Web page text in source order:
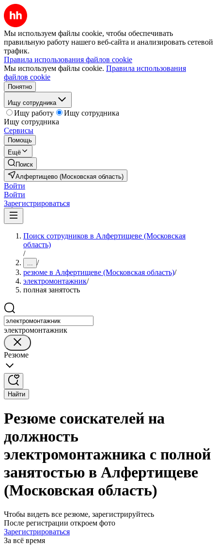
Мы используем файлы cookie, чтобы обеспечивать
правильную работу нашего веб-сайта и анализировать сетевой
трафик.
Правила использования файлов cookie
Мы используем файлы cookie. Правила использования
файлов cookie
Понятно
Ищу сотрудника
Ищу работу
Ищу сотрудника
Ищу сотрудника
Сервисы
Помощь
Ещё
Поиск
Алфертищево (Московская область)
Войти
Войти
Зарегистрироваться
Поиск сотрудников в Алфертищеве (Московская
область)
/
... /
резюме в Алфертищеве (Московская область)/
электромонтажник/
полная занятость
электромонтажник
Резюме
Найти
Резюме соискателей на
должность
электромонтажника с полной
занятостью в Алфертищеве
(Московская область)
Чтобы видеть все резюме, зарегистрируйтесь
После регистрации откроем фото
Зарегистрироваться
За всё время